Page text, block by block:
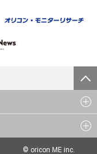
© oricon ME inc.